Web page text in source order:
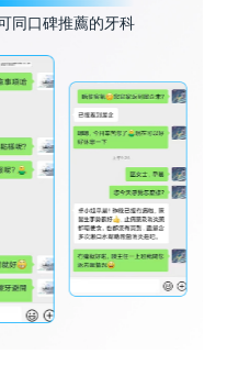
同口碑推薦的牙科